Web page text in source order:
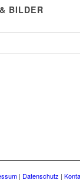
BILDER
| Datenschutz |